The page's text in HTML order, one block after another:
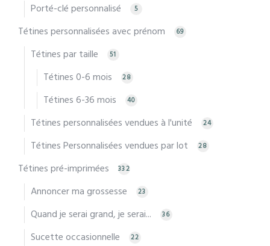
Porté-clé personnalisé 5
Tétines personnalisées avec prénom 69
Tétines par taille 51
Tétines 0-6 mois 28
Tétines 6-36 mois 40
Tétines personnalisées vendues à l'unité 24
Tétines Personnalisées vendues par lot 28
Tétines pré-imprimées 332
Annoncer ma grossesse 23
Quand je serai grand, je serai... 36
Sucette occasionnelle 22